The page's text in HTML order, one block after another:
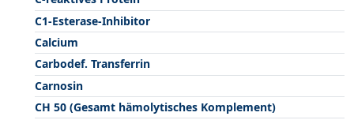
C1-Esterase-Inhibitor
Calcium
Carbodef. Transferrin
Carnosin
CH 50 (Gesamt hämolytisches Komplement)